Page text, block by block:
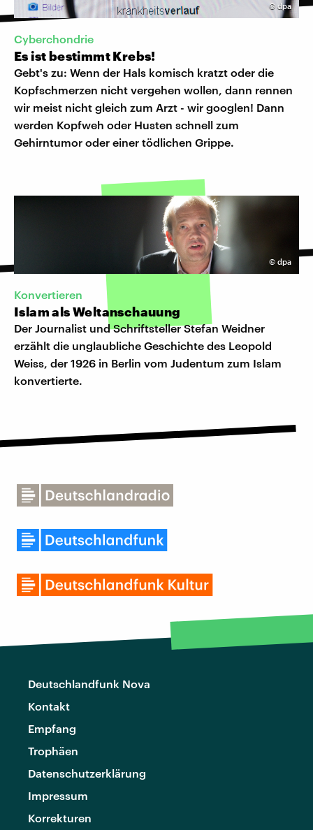
© dpa
Cyberchondrie
Es ist bestimmt Krebs!
Gebt's zu: Wenn der Hals komisch kratzt oder die
Kopfschmerzen nicht vergehen wollen, dann rennen
wir meist nicht gleich zum Arzt - wir googlen! Dann
werden Kopfweh oder Husten schnell zum
Gehirntumor oder einer tödlichen Grippe.
© dpa
Konvertieren
Islam als Weltanschauung
Der Journalist und Schriftsteller Stefan Weidner
erzählt die unglaubliche Geschichte des Leopold
Weiss, der 1926 in Berlin vom Judentum zum Islam
konvertierte.
Deutschlandfunk Nova
Kontakt
Empfang
Trophäen
Datenschutzerklärung
Impressum
Korrekturen